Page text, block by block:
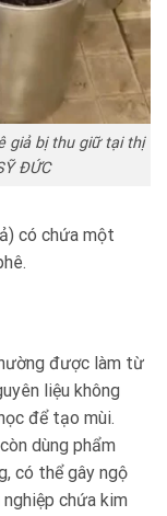
giả bị thu giữ tại thị
ĐỨC
có chứa một
được làm từ
liệu không
để tạo mùi.
dùng phẩm
có thể gây ngộ
chứa kim